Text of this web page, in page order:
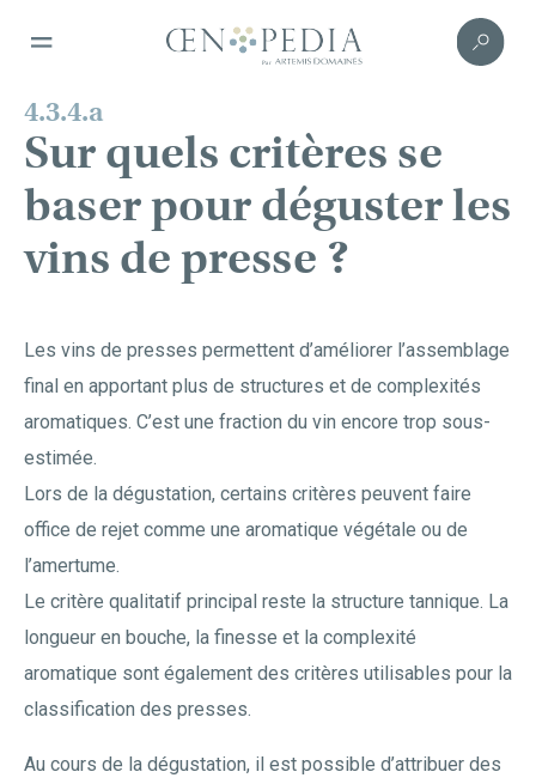
4.3.4.a
Sur quels critères se
baser pour déguster les
vins de presse ?
Les vins de presses permettent d’améliorer l’assemblage
final en apportant plus de structures et de complexités
aromatiques. C’est une fraction du vin encore trop sous-
estimée.
Lors de la dégustation, certains critères peuvent faire
office de rejet comme une aromatique végétale ou de
l’amertume.
Le critère qualitatif principal reste la structure tannique. La
longueur en bouche, la finesse et la complexité
aromatique sont également des critères utilisables pour la
classification des presses.
Au cours de la dégustation, il est possible d’attribuer des